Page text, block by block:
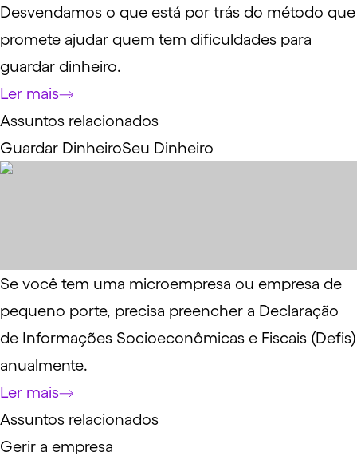
Desvendamos o que está por trás do método que
promete ajudar quem tem dificuldades para
guardar dinheiro.
Ler mais
Assuntos relacionados
Guardar DinheiroSeu Dinheiro
Se você tem uma microempresa ou empresa de
pequeno porte, precisa preencher a Declaração
de Informações Socioeconômicas e Fiscais (Defis)
anualmente.
Ler mais
Assuntos relacionados
Gerir a empresa